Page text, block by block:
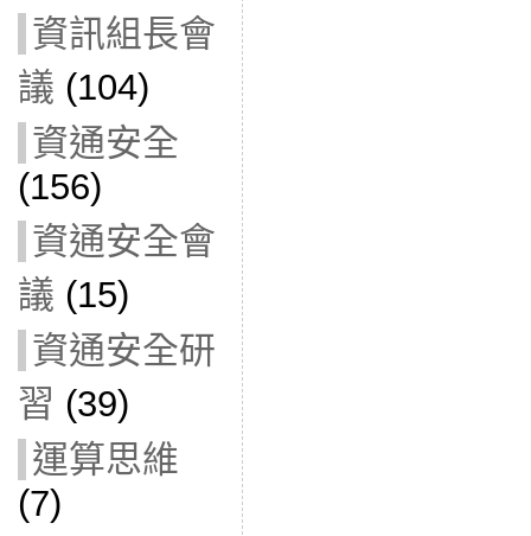
資訊組長會
議 (104)
資通安全
(156)
資通安全會
議 (15)
資通安全研
習 (39)
運算思維
(7)